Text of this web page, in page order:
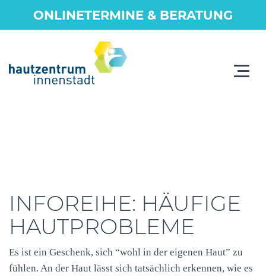
Toggle
ONLINETERMINE & BERATUNG
INFOREIHE: HÄUFIGE
HAUTPROBLEME
Es ist ein Geschenk, sich “wohl in der eigenen Haut” zu
fühlen. An der Haut lässt sich tatsächlich erkennen, wie es